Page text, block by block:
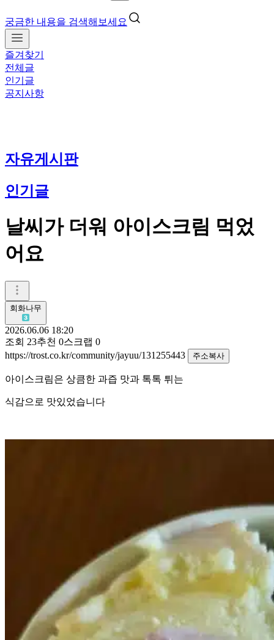
궁금한 내용을 검색해보세요
즐겨찾기
전체글
인기글
공지사항
자유게시판
인기글
날씨가 더워 아이스크림 먹었
어요
회화나무
2026.06.06 18:20
조회 23추천 0스크랩 0
https://trost.co.kr/community/jayuu/131255443
주소복사
아이스크림은 상큼한 과즙 맛과 톡톡 튀는
식감으로 맛있었습니다